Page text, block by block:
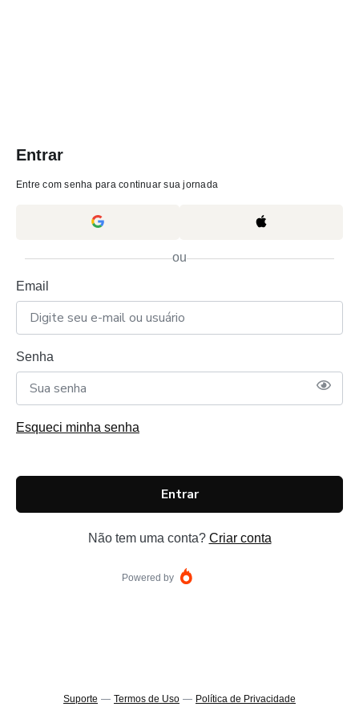
Entrar
Entre com senha para continuar sua jornada
ou
Email
Senha
Esqueci minha senha
Entrar
Não tem uma conta? Criar conta
Powered by
Suporte — Termos de Uso — Política de Privacidade